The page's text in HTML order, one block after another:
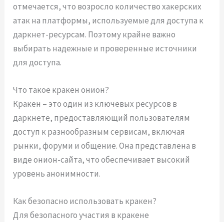
отмечается, что возросло количество хакерских
атак на платформы, используемые для доступа к
даркнет-ресурсам. Поэтому крайне важно
выбирать надежные и проверенные источники
для доступа.
Что такое кракен онион?
Кракен – это один из ключевых ресурсов в
даркнете, предоставляющий пользователям
доступ к разнообразным сервисам, включая
рынки, форуми и общение. Она представлена в
виде онион-сайта, что обеспечивает высокий
уровень анонимности.
Как безопасно использовать кракен?
Для безопасного участия в кракене